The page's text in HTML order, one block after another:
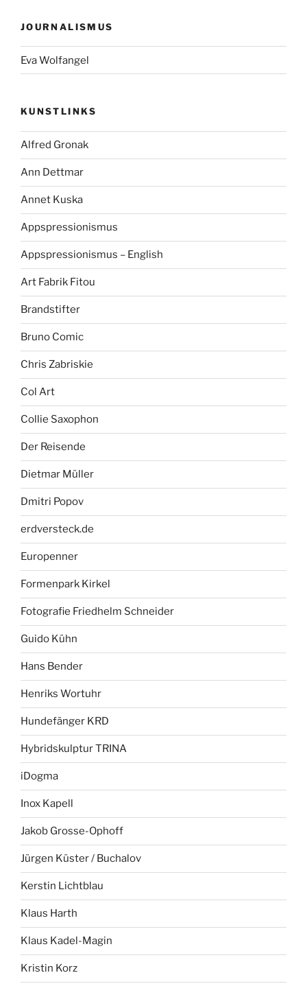
JOURNALISMUS
Eva Wolfangel
KUNSTLINKS
Alfred Gronak
Ann Dettmar
Annet Kuska
Appspressionismus
Appspressionismus – English
Art Fabrik Fitou
Brandstifter
Bruno Comic
Chris Zabriskie
Col Art
Collie Saxophon
Der Reisende
Dietmar Müller
Dmitri Popov
erdversteck.de
Europenner
Formenpark Kirkel
Fotografie Friedhelm Schneider
Guido Kühn
Hans Bender
Henriks Wortuhr
Hundefänger KRD
Hybridskulptur TRINA
iDogma
Inox Kapell
Jakob Grosse-Ophoff
Jürgen Küster / Buchalov
Kerstin Lichtblau
Klaus Harth
Klaus Kadel-Magin
Kristin Korz